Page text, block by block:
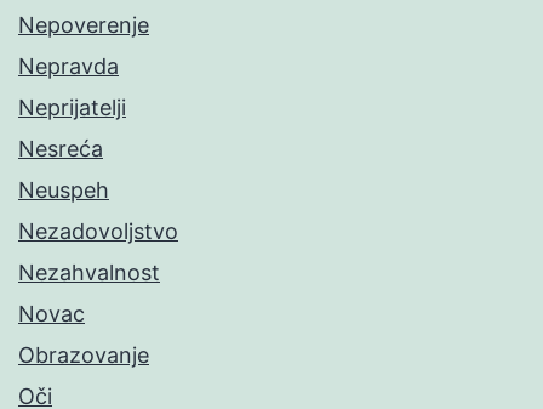
Nepoverenje
Nepravda
Neprijatelji
Nesreća
Neuspeh
Nezadovoljstvo
Nezahvalnost
Novac
Obrazovanje
Oči